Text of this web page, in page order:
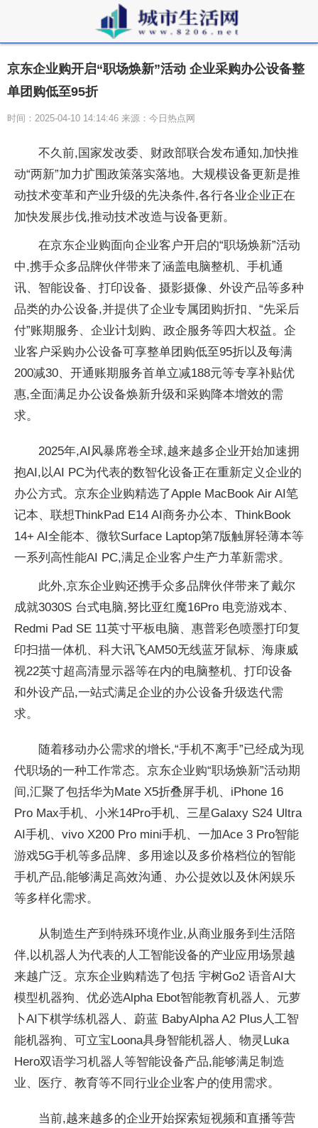
京东企业购开启“职场焕新”活动 企业采购办公设备整
单团购低至95折
时间：2025-04-10 14:14:46 来源：今日热点网
不久前,国家发改委、财政部联合发布通知,加快推
动“两新”加力扩围政策落实落地。大规模设备更新是推
动技术变革和产业升级的先决条件,各行各业企业正在
加快发展步伐,推动技术改造与设备更新。
在京东企业购面向企业客户开启的“职场焕新”活动
中,携手众多品牌伙伴带来了涵盖电脑整机、手机通
讯、智能设备、打印设备、摄影摄像、外设产品等多种
品类的办公设备,并提供了企业专属团购折扣、“先采后
付”账期服务、企业计划购、政企服务等四大权益。企
业客户采购办公设备可享整单团购低至95折以及每满
200减30、开通账期服务首单立减188元等专享补贴优
惠,全面满足办公设备焕新升级和采购降本增效的需
求。
2025年,AI风暴席卷全球,越来越多企业开始加速拥
抱AI,以AI PC为代表的数智化设备正在重新定义企业的
办公方式。京东企业购精选了Apple MacBook Air AI笔
记本、联想ThinkPad E14 AI商务办公本、ThinkBook
14+ AI全能本、 微软Surface Laptop第7版触屏轻薄本等
一系列高性能AI PC,满足企业客户生产力革新需求。
此外,京东企业购还携手众多品牌伙伴带来了戴尔
成就3030S 台式电脑,努比亚红魔16Pro 电竞游戏本、
Redmi Pad SE 11英寸平板电脑、惠普彩色喷墨打印复
印扫描一体机、科大讯飞AM50无线蓝牙鼠标、海康威
视22英寸超高清显示器等在内的电脑整机、打印设备
和外设产品,一站式满足企业的办公设备升级迭代需
求。
随着移动办公需求的增长,“手机不离手”已经成为现
代职场的一种工作常态。京东企业购“职场焕新”活动期
间,汇聚了包括华为Mate X5折叠屏手机、iPhone 16
Pro Max手机、小米14Pro手机、三星Galaxy S24 Ultra
AI手机、vivo X200 Pro mini手机、一加Ace 3 Pro智能
游戏5G手机等多品牌、多用途以及多价格档位的智能
手机产品,能够满足高效沟通、办公提效以及休闲娱乐
等多样化需求。
从制造生产到特殊环境作业,从商业服务到生活陪
伴,以机器人为代表的人工智能设备的产业应用场景越
来越广泛。京东企业购精选了包括 宇树Go2 语音AI大
模型机器狗、优必选Alpha Ebot智能教育机器人、元萝
卜AI下棋学练机器人、蔚蓝 BabyAlpha A2 Plus人工智
能机器狗、可立宝Loona具身智能机器人、物灵Luka
Hero双语学习机器人等智能设备产品,能够满足制造
业、医疗、教育等不同行业企业客户的使用需求。
当前,越来越多的企业开始探索短视频和直播等营